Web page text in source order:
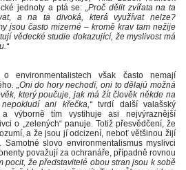
jednoty a ptá se:
„Proč dělit zvířata na ta
a na ta divoká, která využívat nelze?
jsou často mizerné – kromě krav tam nežije
vědecké studie dokazující, že myslivost má
environmentalistech však často nemají
. „Oni do hory nechodí, oni to dělajú možná
který poučuje, jak má žít člověk někde na
ani křečka,“ tvrdí další valašský
výborně tím vystihuje asi nejvýraznější
o „zelených“ panuje. Totiž přesvědčení, že
a že jsou jí odcizení, neboť většinou žijí
slovo environmentalismus myslivci
považují za ochranáře, případně rovnou
pocit, že představitelé obou stran jsou k sobě